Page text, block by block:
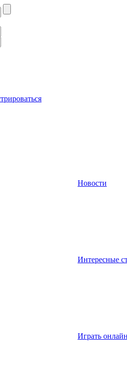
Новости
Интересные
Играть онлайн